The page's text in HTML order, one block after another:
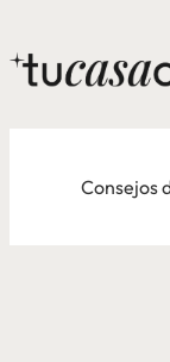
Consejos